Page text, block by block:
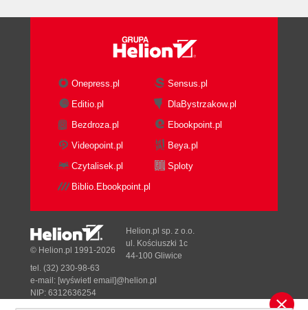
Pisanie tekstu ogłoszenia ze słowami kluczowymi
Tworzenie świetnych stron docelowych (133)
Unikanie przeładowania słowami kluczowymi
(137)
Rozdział 8. Pojęcie i zastosowanie targetowania
behawioralnego (139)
Co to jest targetowanie behawioralne? (140)
Wykorzystanie targetowania behawioralnego (141)
(143)
Rozdział 9. Zarządzanie kampaniami słów
kluczowych i PPC (145)
Budżetowanie słów kluczowych (145)
Zarządzanie linkami sponsorowanymi (148)
Onepress.pl
Sensus.pl
Editio.pl
DlaBystrzakow.pl
Bezdroza.pl
Ebookpoint.pl
Videopoint.pl
Beya.pl
Czytalisek.pl
Sploty
Biblio.Ebookpoint.pl
© Helion.pl 1991-2026
Helion.pl sp. z o.o.
ul. Kościuszki 1c
44-100 Gliwice
tel. (32) 230-98-63
e-mail: [wyświetl email]@helion.pl
NIP: 6312636254